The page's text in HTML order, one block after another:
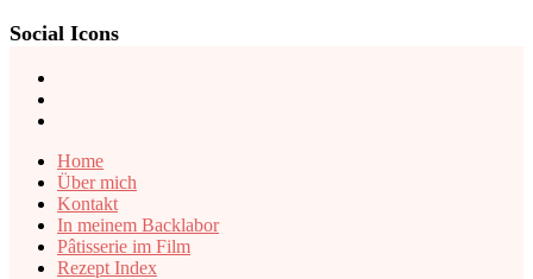
Social Icons
Home
Über mich
Kontakt
In meinem Backlabor
Pâtisserie im Film
Rezept Index